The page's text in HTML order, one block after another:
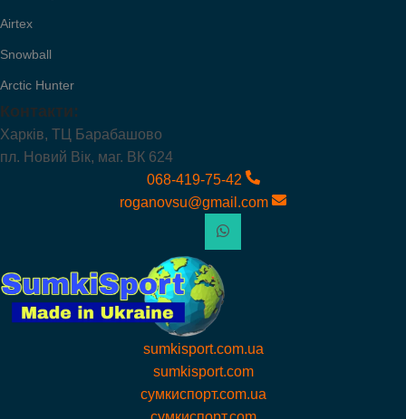
Airtex
Snowball
Arctic Hunter
Контакти:
Харків, ТЦ Барабашово
пл. Новий Вік, маг. ВК 624
068-419-75-42
roganovsu@gmail.com
sumkisport.com.ua
sumkisport.com
сумкиспорт.com.ua